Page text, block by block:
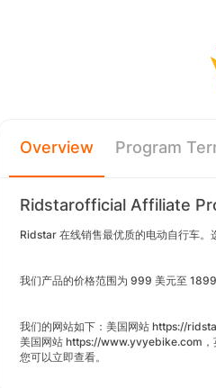
Overview Program
Ridstarofficial Affiliate
Ridstar 在线销售最优质的电动自行车。
我们产品的价格范围为 999 美元至
我们的网站如下：美国网站 https://
美国网站 https://www.yvyebike.com
您可以立即查看。